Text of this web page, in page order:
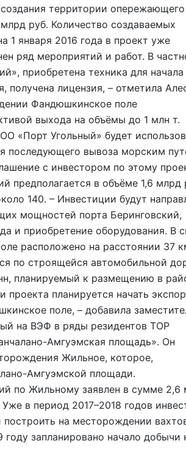
территории опережающего
руб. Количество создаваемых
1 января 2016 года в проект уже
ряд мероприятий и работ. В
приобретена техника для начала
лицензия, – отметила
Фандюшкинское поле
выхода на объёмы до 1 млн т.
«Порт Угольный» будет
последующего вывоза морским
с инвестором по этому
предполагается в объёме 1,6 млрд
140. – Инвестиции будут
мощностей порта Беринговский,
и приобретение оборудования. В
расположено на расстоянии 37
по строящейся автомобильной
планируемый к размещению в
проекта планируется начать
поле, – добавила
на ВЭФ в ряды резидентов ТОР
Амгуэмская площадь». Он
Жильное, которое,
Амгуэмской площади.
по Жильному заявлен в сумме 2,6
в период 2017–2018 годов
на месторождении
запланировано начало добычи